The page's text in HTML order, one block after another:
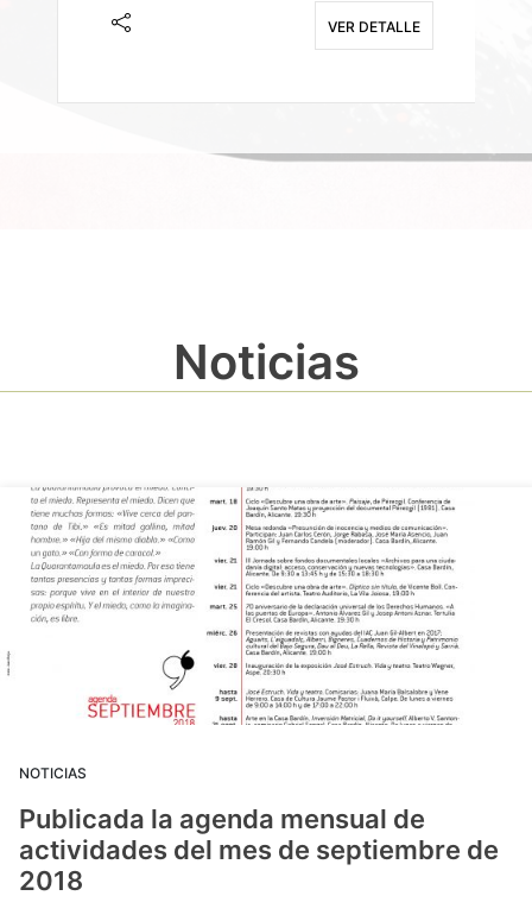
VER DETALLE
Noticias
NOTICIAS
Publicada la agenda mensual de
actividades del mes de septiembre de
2018